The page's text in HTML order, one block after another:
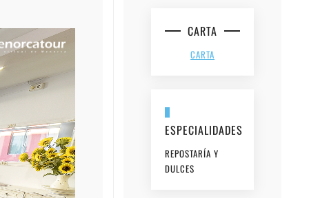
CARTA
CARTA
ESPECIALIDADES
REPOSTARÍA Y
DULCES